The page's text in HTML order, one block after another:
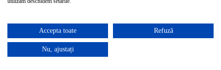
Accepta toate Refuză
Nu, ajustați